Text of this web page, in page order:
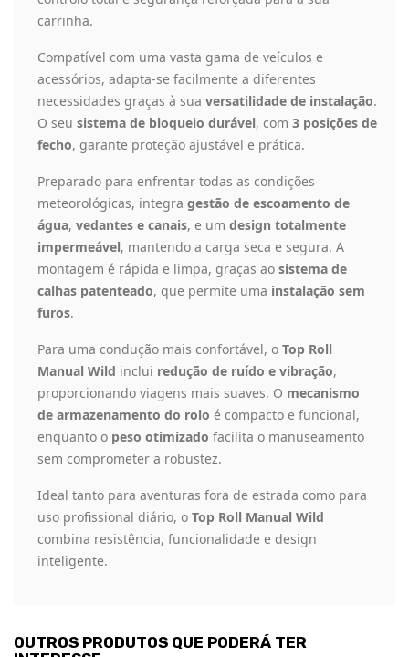
carrinha.
Compatível com uma vasta gama de veículos e
acessórios, adapta-se facilmente a diferentes
necessidades graças à sua versatilidade de instalação.
O seu sistema de bloqueio durável, com 3 posições de
fecho, garante proteção ajustável e prática.
Preparado para enfrentar todas as condições
meteorológicas, integra gestão de escoamento de
água, vedantes e canais, e um design totalmente
impermeável, mantendo a carga seca e segura. A
montagem é rápida e limpa, graças ao sistema de
calhas patenteado, que permite uma instalação sem
furos.
Para uma condução mais confortável, o Top Roll
Manual Wild inclui redução de ruído e vibração,
proporcionando viagens mais suaves. O mecanismo
de armazenamento do rolo é compacto e funcional,
enquanto o peso otimizado facilita o manuseamento
sem comprometer a robustez.
Ideal tanto para aventuras fora de estrada como para
uso profissional diário, o Top Roll Manual Wild
combina resistência, funcionalidade e design
inteligente.
OUTROS PRODUTOS QUE PODERÁ TER